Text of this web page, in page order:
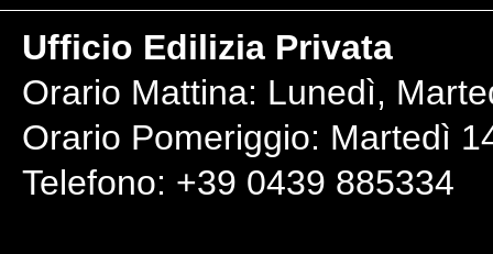
Ufficio Edilizia Privata
Orario Mattina: Lunedì,
Orario Pomeriggio: Martedì
Telefono: +39 0439 885334